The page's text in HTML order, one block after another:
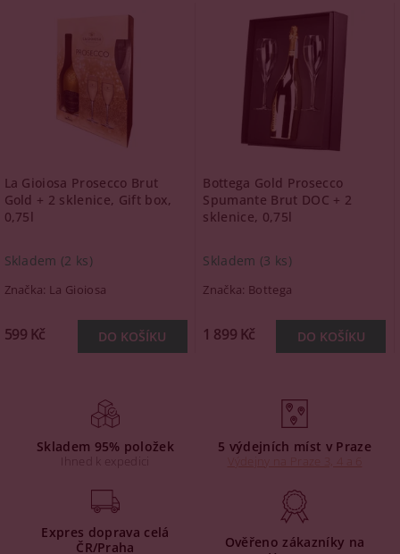
La Gioiosa Prosecco Brut
Gold + 2 sklenice, Gift box,
0,75l
Skladem (2 ks)
Značka: La Gioiosa
599 Kč
Bottega Gold Prosecco
Spumante Brut DOC + 2
sklenice, 0,75l
Skladem (3 ks)
Značka: Bottega
1 899 Kč
Skladem 95% položek
Ihned k expedici
5 výdejních míst v Praze
Expres doprava celá
ČR/Praha
Ověřeno zákazníky na